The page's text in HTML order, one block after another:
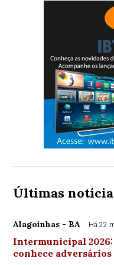
Últimas
Alagoinhas - BA Há 22
Intermunicipal 2026:
conhece